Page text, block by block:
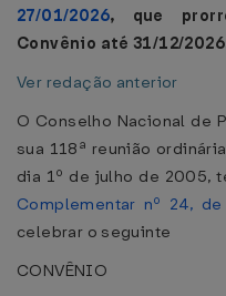
27/01/2026, que
Convênio até 31/12/
Ver redação anterior
O Conselho Nacional de
sua 118ª reunião
dia 1º de julho de 2005,
Complementar nº 24,
celebrar o seguinte
CONVÊNIO